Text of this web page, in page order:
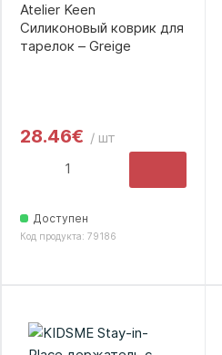
Atelier Keen
Силиконовый коврик для
тарелок – Greige
28.46€ / шт
Доступен
Код продукта: 79186